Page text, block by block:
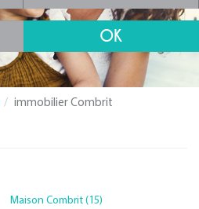
immobilier Combrit
Maison Combrit (15)